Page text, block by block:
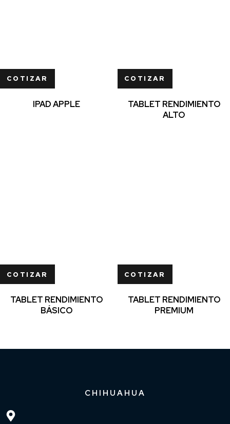
COTIZAR
IPAD APPLE
COTIZAR
TABLET RENDIMIENTO
ALTO
COTIZAR
TABLET RENDIMIENTO
BÁSICO
COTIZAR
TABLET RENDIMIENTO
PREMIUM
CHIHUAHUA